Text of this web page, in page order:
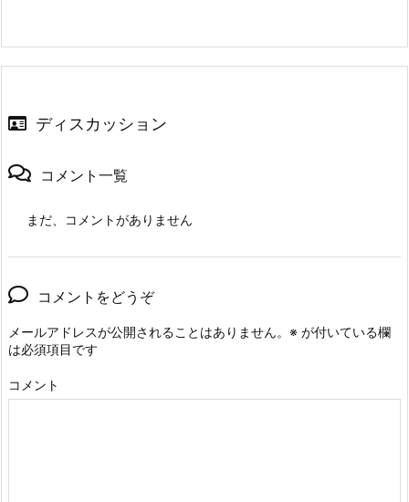
ディスカッション
コメント一覧
まだ、コメントがありません
コメントをどうぞ
メールアドレスが公開されることはありません。 ※ が付いている欄
は必須項目です
コメント